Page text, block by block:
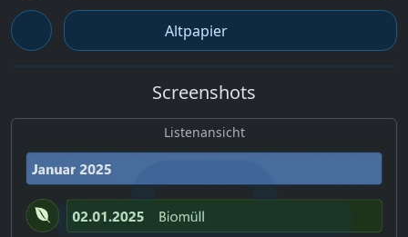
Altpapier
Screenshots
Listenansicht